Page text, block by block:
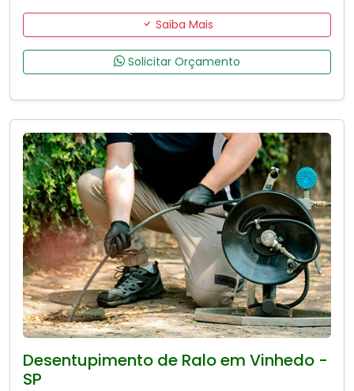
Saiba Mais
Solicitar Orçamento
Desentupimento de Ralo em Vinhedo -
SP